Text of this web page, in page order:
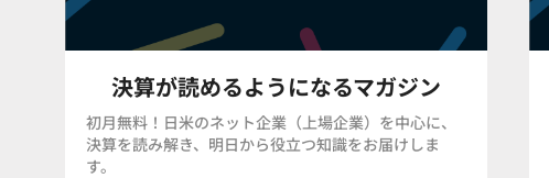
決算が読めるようになるマガジン
初月無料！日米のネット企業（上場企業）を中心に、
決算を読み解き、明日から役立つ知識をお届けしま
す。